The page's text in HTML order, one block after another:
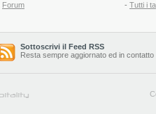
Forum - Tutti i
Sottoscrivi il Feed RSS
Resta sempre aggiornato ed in contatto